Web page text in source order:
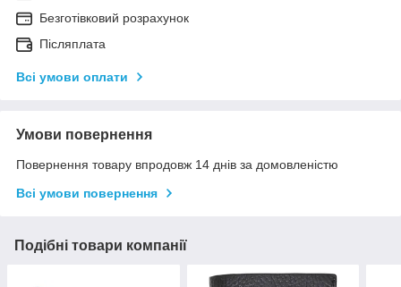
Безготівковий розрахунок
Післяплата
Всі умови оплати
Умови повернення
Повернення товару впродовж 14 днів за домовленістю
Всі умови повернення
Подібні товари компанії